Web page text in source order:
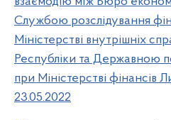
Службою розслідування
Міністерстві внутрішніх
Республіки та Державною
при Міністерстві фінансів
23.05.2022